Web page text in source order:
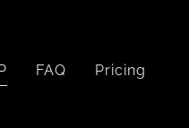
FAQ Pricing